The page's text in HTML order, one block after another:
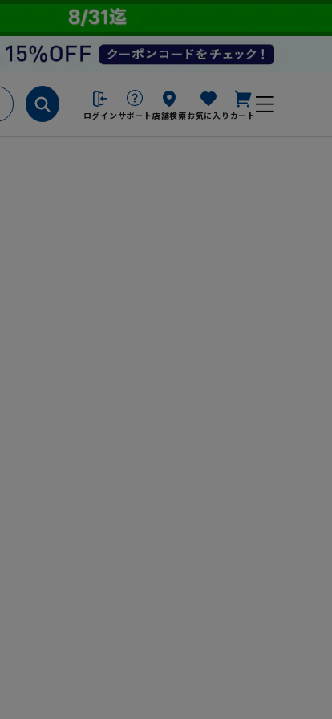
ログイン サポート店舗検索お気に入り カート